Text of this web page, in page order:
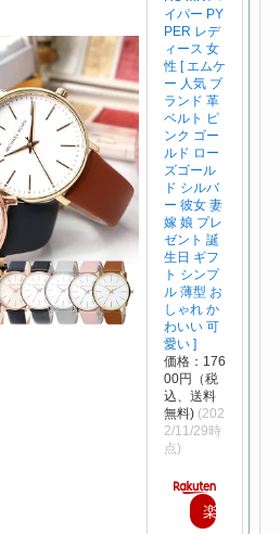
イパー PY
PER レデ
ィース 女
性 [ エムケ
ー 人気 ブ
ランド 革
ベルト ピ
ンク ゴー
ルド ロー
ズゴール
ド シルバ
ー 彼女 妻
嫁 娘 プレ
ゼント 誕
生日 ギフ
ト シンプ
ル 薄型 お
しゃれ か
わいい 可
愛い ]
価格：176
00円（税
込、送料
無料) (202
2/11/29時
点)
楽